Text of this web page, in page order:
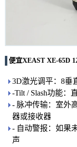
便宜XEAST XE-65D
3D激光调平：8垂
-Tilt / Slash功能：
- 脉冲传输：室外
器或接收器
- 自动警报：如果
声